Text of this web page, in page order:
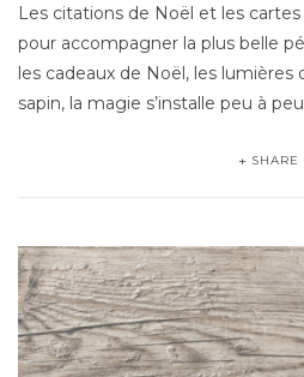
Les citations de Noël et les
pour accompagner la plus belle
les cadeaux de Noël, les lumières
sapin, la magie s’installe peu à
SHARE